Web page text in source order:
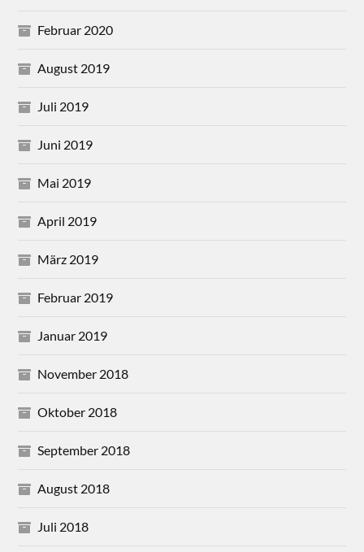
Februar 2020
August 2019
Juli 2019
Juni 2019
Mai 2019
April 2019
März 2019
Februar 2019
Januar 2019
November 2018
Oktober 2018
September 2018
August 2018
Juli 2018